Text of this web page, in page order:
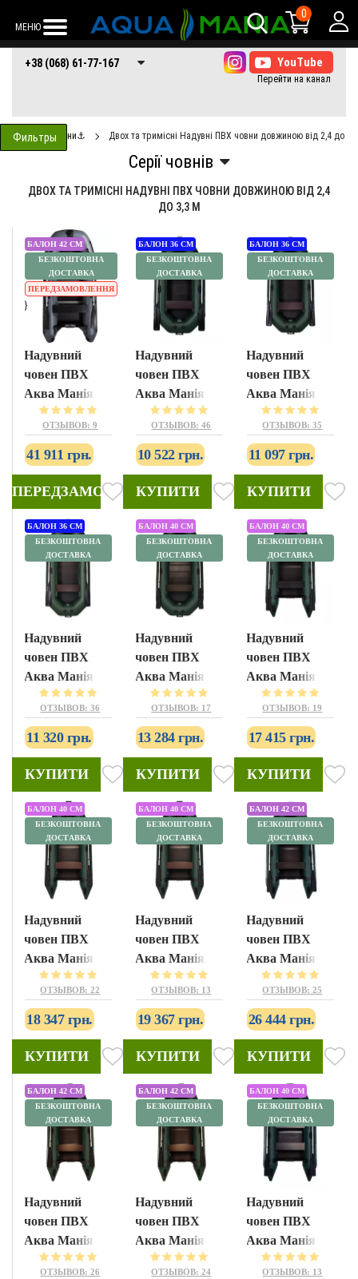
МЕНЮ
0
+38 (068) 61-77-
167
+38 (066) 61-77-+38 (073) 61-77-
167
+38 (068) 61-77-167
Човни⚓ Двох та тримісні Надувні ПВХ човни довжиною від 2,4 до
ДВОХ ТА ТРИМІСНІ НАДУВНІ ПВХ ЧОВНИ ДОВЖИНОЮ ВІД 2,4
ДО 3,3 М
БАЛОН 42 СМ
БЕЗКОШТОВНА
ДОСТАВКА
ПЕРЕДЗАМОВЛЕННЯ
}
Надувний
човен ПВХ
Аква Манія
АМК-320
ОТЗЫВОВ: 9
41 911 грн.
ПЕРЕДЗАМОВЛЕННЯ
БАЛОН 36 СМ
БЕЗКОШТОВНА
ДОСТАВКА
Надувний
човен ПВХ
Аква Манія
А-240Т
ОТЗЫВОВ: 46
10 522 грн.
КУПИТИ
БАЛОН 36 СМ
БЕЗКОШТОВНА
ДОСТАВКА
Надувний
човен ПВХ
Аква Манія
А-260Т
ОТЗЫВОВ: 35
11 097 грн.
КУПИТИ
БАЛОН 36 СМ
БЕЗКОШТОВНА
ДОСТАВКА
Надувний
човен ПВХ
Аква Манія
А-280т
ОТЗЫВОВ: 36
11 320 грн.
КУПИТИ
БАЛОН 40 СМ
БЕЗКОШТОВНА
ДОСТАВКА
Надувний
човен ПВХ
Аква Манія A-
300T
ОТЗЫВОВ: 17
13 284 грн.
КУПИТИ
БАЛОН 40 СМ
БЕЗКОШТОВНА
ДОСТАВКА
Надувний
човен ПВХ
Аква Манія
АМ-290
ОТЗЫВОВ: 19
17 415 грн.
КУПИТИ
БАЛОН 40 СМ
БЕЗКОШТОВНА
ДОСТАВКА
Надувний
човен ПВХ
Аква Манія
АМ-310
ОТЗЫВОВ: 22
18 347 грн.
КУПИТИ
БАЛОН 40 СМ
БЕЗКОШТОВНА
ДОСТАВКА
Надувний
човен ПВХ
Аква Манія
АМ-330
ОТЗЫВОВ: 13
19 367 грн.
КУПИТИ
БАЛОН 42 СМ
БЕЗКОШТОВНА
ДОСТАВКА
Надувний
човен ПВХ
Аква Манія
АМК-290
ОТЗЫВОВ: 25
26 444 грн.
КУПИТИ
БАЛОН 42 СМ
БЕЗКОШТОВНА
ДОСТАВКА
Надувний
човен ПВХ
Аква Манія
АМК-310
ОТЗЫВОВ: 26
БАЛОН 42 СМ
БЕЗКОШТОВНА
ДОСТАВКА
Надувний
човен ПВХ
Аква Манія
АМК-330
ОТЗЫВОВ: 24
БАЛОН 40 СМ
БЕЗКОШТОВНА
ДОСТАВКА
Надувний
човен ПВХ
Аква Манія
АМ-270
ОТЗЫВОВ: 13
Фильтры